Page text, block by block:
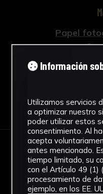
Papel
Información
Utilizamos servicios
a optimizar nuestro
poder utilizar estos
consentimiento. Al
acepta
antes mencionado.
tiempo limitado, su
con el Artículo 49 (1)
procesamiento de
ejemplo, en los EE.